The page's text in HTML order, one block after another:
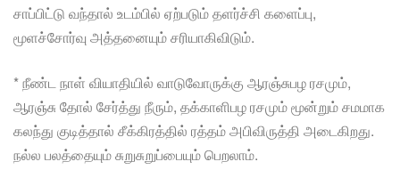
சாப்பிட்டு வந்தால் உடம்பில் ஏற்படும் தளர்ச்சி களைப்பு,
மூளச்சோர்வு அத்தனையும் சரியாகிவிடும்.
* நீண்ட நாள் வியாதியில் வாடுவோருக்கு ஆரஞ்சுபழ ரசமும்,
ஆரஞ்சு தோல் சேர்த்து நீரும், தக்காளிபழ ரசமும் மூன்றும் சமமாக
கலந்து குடித்தால் சீக்கிரத்தில் ரத்தம் அபிவிருத்தி அடைகிறது.
நல்ல பலத்தையும் சுறுசுறுப்பையும் பெறலாம்.